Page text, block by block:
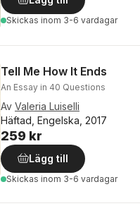
Skickas inom 3-6 vardagar
Tell Me How It Ends
An Essay in 40 Questions
Av Valeria Luiselli
Häftad, Engelska, 2017
259 kr
Lägg till
Skickas inom 3-6 vardagar